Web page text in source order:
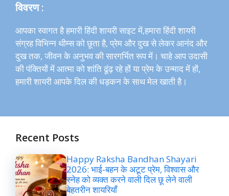
विवरण :
आपका स्वागत है हमारी हिंदी शायरी साइट में,हमारा हिंदी शायरी
संग्रह विभिन्न थीम्स को छूता है, प्रेम और दुख से लेकर आनंद और
दुख तक, जीवन के अनुभव की सारगर्भित रूप में। चाहे आप उदासी
की पंक्तियों में आत्मा को शांति ढूंढ़ रहे हों या प्रेम के उन्माद में हों,
हमारी शायरी आपके दिल की धड़कन के साथ मेल खाती है।
Recent Posts
Happy Raksha Bandhan Shayari
2026: भाई-बहन के अटूट प्रेम, विश्वास और
स्नेह को व्यक्त करने वाली दिल छू लेने वाली
बेहतरीन शायरियाँ